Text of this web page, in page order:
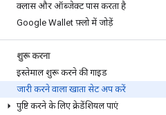
क्लास और ऑब्जेक्ट पास करता है
Google Wallet फ़्लो में जोड़ें
शुरू करना
इस्तेमाल शुरू करने की गाइड
जारी करने वाला खाता सेट अप करें
पुष्टि करने के लिए क्रेडेंशियल पाएं